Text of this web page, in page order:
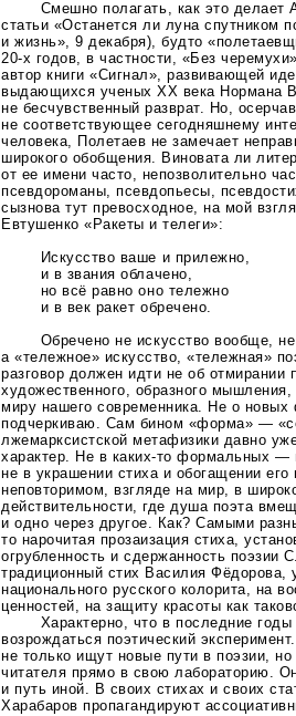
Смешно полагать, как это делает
статьи «Останется ли луна спутником
и жизнь», 9 декабря), будто
20-х годов, в частности, «Без
автор книги «Сигнал», развивающей
выдающихся ученых ХХ века Нормана
не бесчувственный разврат. Но,
не соответствующее сегодняшнему
человека, Полетаев не замечает
широкого обобщения. Виновата ли
от ее имени часто, непозволительно
псевдороманы, псевдопьесы,
сызнова тут превосходное, на мой
Евтушенко «Ракеты и телеги»:
Искусство ваше и прилежно,
и в звания облачено,
но всё равно оно тележно
и в век ракет обречено.
Обречено не искусство вообще,
а «тележное» искусство, «тележная»
разговор должен идти не об отмирании
художественного, образного
миру нашего современника. Не о новых
подчеркиваю. Сам бином «форма» —
лжемарксистской метафизики давно
характер. Не в каких-то формальных —
не в украшении стиха и обогащении
неповторимом, взгляде на мир, в
действительности, где душа поэта
и одно через другое. Как? Самыми
то нарочитая прозаизация стиха,
огрубленность и сдержанность поэзии
традиционный стих Василия Фёдорова,
национального русского колорита, на
ценностей, на защиту красоты как
Характерно, что в последние
возрождаться поэтический
не только ищут новые пути в поэзии, но
читателя прямо в свою лабораторию.
и путь иной. В своих стихах и своих
Харабаров пропагандируют